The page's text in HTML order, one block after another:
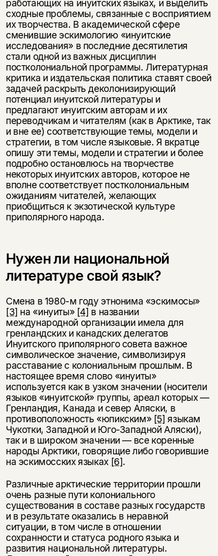
работающих на инуитских языках, и выделить
сходные проблемы, связанные с восприятием
их творчества. В академической сфере
сменившие эскимологию «инуитские
исследования» в последние десятилетия
стали одной из важных дисциплин
постколониальной программы. Литературная
критика и издательская политика ставят своей
задачей раскрыть деколонизирующий
потенциал инуитской литературы и
предлагают инуитским авторам и их
переводчикам и читателям (как в Арктике, так
и вне ее) соответствующие темы, модели и
стратегии, в том числе языковые. Я вкратце
опишу эти темы, модели и стратегии и более
подробно остановлюсь на творчестве
некоторых инуитских авторов, которое не
вполне соответствует постколониальным
ожиданиям читателей, желающих
приобщиться к экзотической культуре
приполярного народа.
Нужен ли национальной
литературе свой язык?
Смена в 1980-м году этнонима «эскимосы»
[3] на «инуиты» [4] в названии
международной организации имела для
гренландских и канадских делегатов
Инуитского приполярного совета важное
символическое значение, символизируя
расставание с колониальным прошлым. В
настоящее время слово «инуиты»
используется как в узком значении (носители
языков «инуитской» группы, ареал которых —
Гренландия, Канада и север Аляски, в
противоположность «юпикским» [5] языкам
Чукотки, Западной и Юго-Западной Аляски),
так и в широком значении — все коренные
народы Арктики, говорящие либо говорившие
на эскимосских языках [6].
Различные арктические территории прошли
очень разные пути колониального
существования в составе разных государств
и в результате оказались в неравной
ситуации, в том числе в отношении
сохранности и статуса родного языка и
развития национальной литературы.